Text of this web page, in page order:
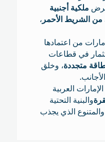
ملكية أجنبية
من الشريط الأحمر ،
من اعتمادها
في قطاعات
متجددة، وخلق
العربية
والبنية التحتية
والمتنوع الذي يجذب